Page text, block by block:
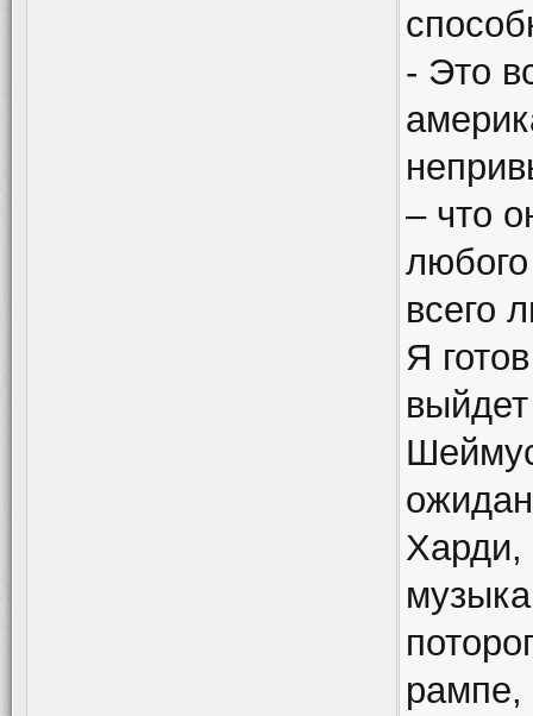
- Это
– что
всего
Я
Харди,